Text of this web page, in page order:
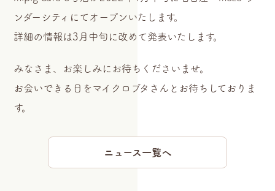
ンダーシティにてオープンいたします。
詳細の情報は3月中旬に改めて発表いたします。
みなさま、お楽しみにお待ちくださいませ。
お会いできる日をマイクロブタさんとお待ちしておりま
す。
ニュース一覧へ